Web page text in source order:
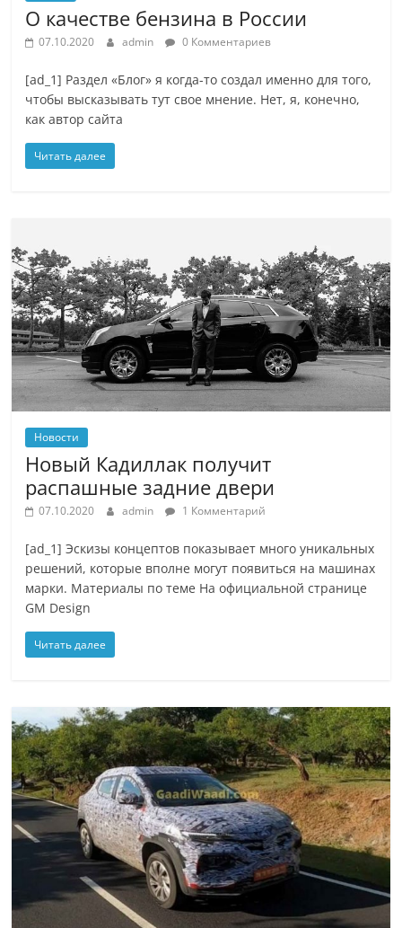
О качестве бензина в России
07.10.2020 admin 0 Комментариев
[ad_1] Раздел «Блог» я когда-то создал именно для того,
чтобы высказывать тут свое мнение. Нет, я, конечно,
как автор сайта
Читать далее
Новости
Новый Кадиллак получит
распашные задние двери
07.10.2020 admin 1 Комментарий
[ad_1] Эскизы концептов показывает много уникальных
решений, которые вполне могут появиться на машинах
марки. Материалы по теме На официальной странице
GM Design
Читать далее